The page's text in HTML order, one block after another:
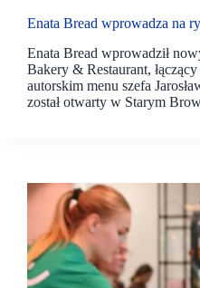
Enata Bread wprowadza na
Enata Bread wprowadził
Bakery & Restaurant,
autorskim menu szefa
został otwarty w Starym